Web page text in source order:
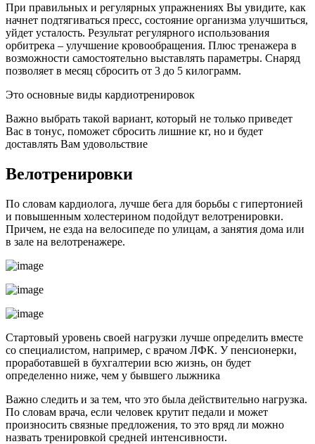
При правильных и регулярных упражнениях Вы увидите, как
начнет подтягиваться пресс, состояние организма улучшиться,
уйдет усталость. Результат регулярного использования
орбитрека – улучшение кровообращения. Плюс тренажера в
возможности самостоятельно выставлять параметры. Снаряд
позволяет в месяц сбросить от 3 до 5 килограмм.
Это основные виды кардиотренировок
Важно выбрать такой вариант, который не только приведет
Вас в тонус, поможет сбросить лишние кг, но и будет
доставлять Вам удовольствие
Велотренировки
По словам кардиолога, лучше бега для борьбы с гипертонией
и повышенным холестерином подойдут велотренировки.
Причем, не езда на велосипеде по улицам, а занятия дома или
в зале на велотренажере.
Стартовый уровень своей нагрузки лучше определить вместе
со специалистом, например, с врачом ЛФК. У пенсионерки,
проработавшей в бухгалтерии всю жизнь, он будет
определенно ниже, чем у бывшего лыжника
Важно следить и за тем, что это была действительно нагрузка.
По словам врача, если человек крутит педали и может
произносить связные предложения, то это вряд ли можно
назвать тренировкой средней интенсивности.